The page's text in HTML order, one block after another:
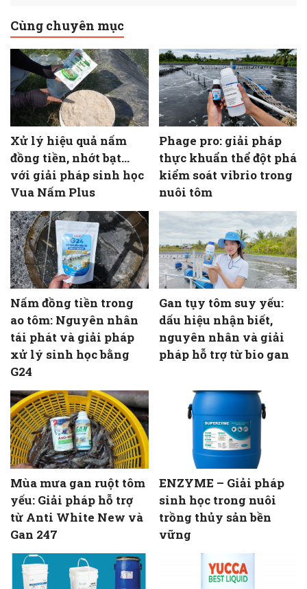
Cùng chuyên mục
Xử lý hiệu quả nấm
đồng tiền, nhớt bạt…
với giải pháp sinh học
Vua Nấm Plus
Phage pro: giải pháp
thực khuẩn thể đột phá
kiểm soát vibrio trong
nuôi tôm
Nấm đồng tiền trong
ao tôm: Nguyên nhân
tái phát và giải pháp
xử lý sinh học bằng
G24
Gan tụy tôm suy yếu:
dấu hiệu nhận biết,
nguyên nhân và giải
pháp hỗ trợ từ bio gan
Mùa mưa gan ruột tôm
yếu: Giải pháp hỗ trợ
từ Anti White New và
Gan 247
ENZYME – Giải pháp
sinh học trong nuôi
trồng thủy sản bền
vững